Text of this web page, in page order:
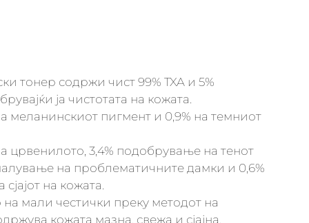
тонер содржи чист 99% TXA и 5%
ја чистотата на кожата.
меланинскиот пигмент и 0,9% на темниот
црвенилото, 3,4% подобрување на тенот
на проблематичните дамки и 0,6%
на кожата.
мали честички преку методот на
кожата мазна, свежа и сјајна.